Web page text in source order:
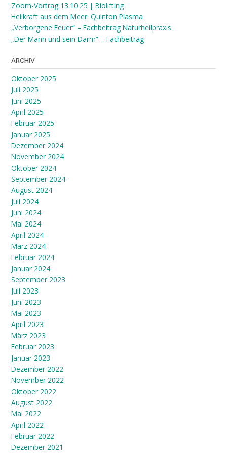
Zoom-Vortrag 13.10.25 | Biolifting
Heilkraft aus dem Meer: Quinton Plasma
„Verborgene Feuer“ – Fachbeitrag Naturheilpraxis
„Der Mann und sein Darm“ – Fachbeitrag
ARCHIV
Oktober 2025
Juli 2025
Juni 2025
April 2025
Februar 2025
Januar 2025
Dezember 2024
November 2024
Oktober 2024
September 2024
August 2024
Juli 2024
Juni 2024
Mai 2024
April 2024
März 2024
Februar 2024
Januar 2024
September 2023
Juli 2023
Juni 2023
Mai 2023
April 2023
März 2023
Februar 2023
Januar 2023
Dezember 2022
November 2022
Oktober 2022
August 2022
Mai 2022
April 2022
Februar 2022
Dezember 2021